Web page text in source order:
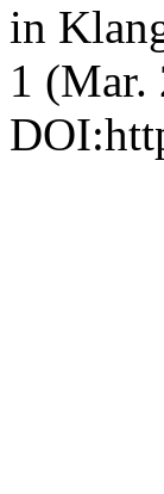
in
1 (Mar.